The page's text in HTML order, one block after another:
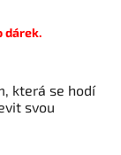
dárek.
která se hodí
svou